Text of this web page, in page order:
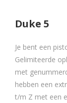
Duke 5
Je bent een
Gelimiteerde
met
hebben een
t/m Z met een